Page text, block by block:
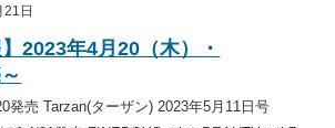
日
2023年4月20（木）・
発売 Tarzan(ターザン) 2023年5月11日号